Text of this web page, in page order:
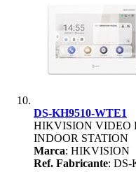
DS-KH9510-WTE1
HIKVISION VIDEO
INDOOR STATION
Marca: HIKVISION
Ref. Fabricante: DS-